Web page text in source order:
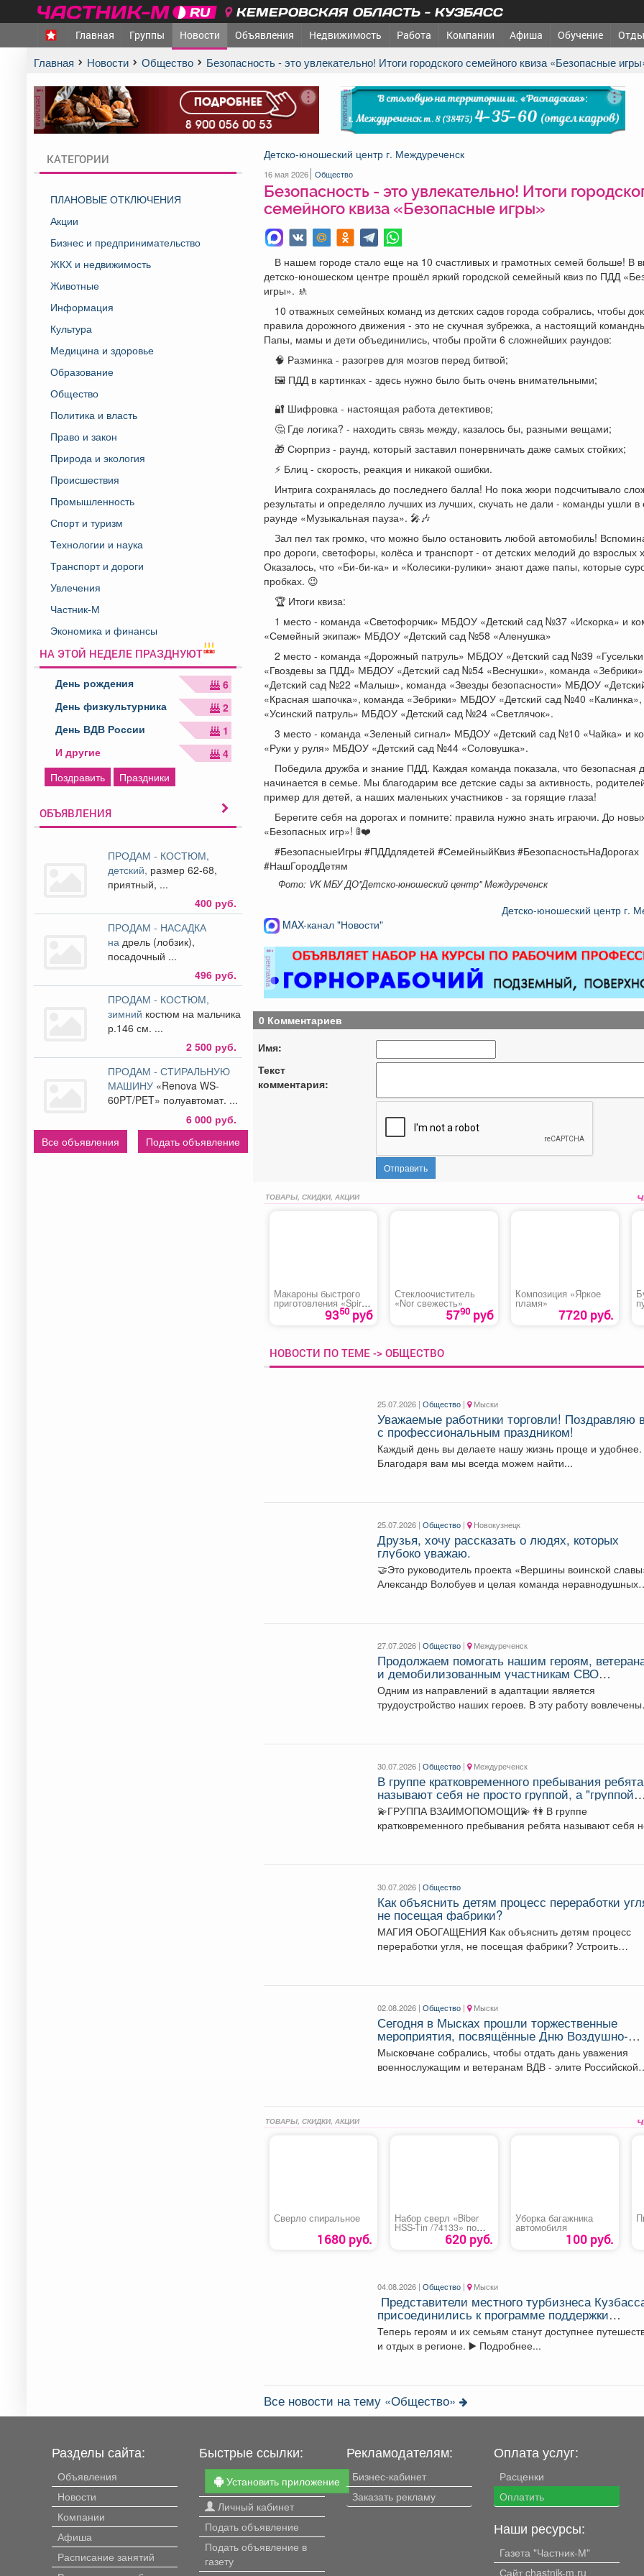
КЕМЕРОВСКАЯ ОБЛАСТЬ - КУЗБАСС
Главная Группы Новости Объявления Недвижимость Работа Компании Афиша Обучение
Главная Новости Общество Безопасность - это увлекательно! Итоги городского семейного квиза «Безопасные
реклама реклама
КАТЕГОРИИ
ПЛАНОВЫЕ ОТКЛЮЧЕНИЯ
Акции
Бизнес и предпринимательство
ЖКХ и недвижимость
Животные
Информация
Культура
Медицина и здоровье
Образование
Общество
Политика и власть
Право и закон
Природа и экология
Происшествия
Промышленность
Спорт и туризм
Технологии и наука
Транспорт и дороги
Увлечения
Частник-М
Экономика и финансы
НА ЭТОЙ НЕДЕЛЕ ПРАЗДНУЮТ
День рождения
6
День физкультурника
2
День ВДВ России
1
И другие
4
Поздравить
Праздники
ОБЪЯВЛЕНИЯ
ПРОДАМ - КОСТЮМ,
детский, размер 62-68,
приятный, ...
400 руб.
ПРОДАМ - НАСАДКА
на дрель (лобзик),
посадочный ...
496 руб.
ПРОДАМ - КОСТЮМ,
зимний костюм на мальчика
р.146 см. ...
2 500 руб.
ПРОДАМ - СТИРАЛЬНУЮ
МАШИНУ «Renova WS-
60PT/PET» полуавтомат. ...
6 000 руб.
Все объявления
Подать объявление
Детско-юношеский центр г. Междуреченск
16 мая 2026 Общество
Безопасность - это увлекательно! Итоги
семейного квиза «Безопасные игры»
В нашем городе стало еще на 10 счастливых и грамотных семей больше! В
детско-юношеском центре прошёл яркий городской семейный квиз по ПДД
игры». 🚸
10 отважных семейных команд из детских садов города собрались, чтобы
правила дорожного движения - это не скучная зубрежка, а настоящий
Папы, мамы и дети объединились, чтобы пройти 6 сложнейших раундов:
🧠 Разминка - разогрев для мозгов перед битвой;
🖼️ ПДД в картинках - здесь нужно было быть очень внимательными;
🔐 Шифровка - настоящая работа детективов;
🤔 Где логика? - находить связь между, казалось бы, разными вещами;
🎁 Сюрприз - раунд, который заставил понервничать даже самых стойких;
⚡ Блиц - скорость, реакция и никакой ошибки.
Интрига сохранялась до последнего балла! Но пока жюри подсчитывало
результаты и определяло лучших из лучших, скучать не дали - команды ушли в
раунде «Музыкальная пауза». 🎤🎶
Зал пел так громко, что можно было остановить любой автомобиль!
про дороги, светофоры, колёса и транспорт - от детских мелодий до взрослых
Оказалось, что «Би-би-ка» и «Колесики-рулики» знают даже папы, которые
пробках. 😉
🏆 Итоги квиза:
1 место - команда «Светофорчик» МБДОУ «Детский сад №37 «Искорка» и
«Семейный экипаж» МБДОУ «Детский сад №58 «Аленушка»
2 место - команда «Дорожный патруль» МБДОУ «Детский сад №39
«Гвоздевы за ПДД» МБДОУ «Детский сад №54 «Веснушки», команда
«Детский сад №22 «Малыш», команда «Звезды безопасности» МБДОУ
«Красная шапочка», команда «Зебрики» МБДОУ «Детский сад №40
«Усинский патруль» МБДОУ «Детский сад №24 «Светлячок».
3 место - команда «Зеленый сигнал» МБДОУ «Детский сад №10 «Чайка» и
«Руки у руля» МБДОУ «Детский сад №44 «Соловушка».
Победила дружба и знание ПДД. Каждая команда показала, что безопасная
начинается в семье. Мы благодарим все детские сады за активность,
пример для детей, а наших маленьких участников - за горящие глаза!
Берегите себя на дорогах и помните: правила нужно знать играючи. До
«Безопасных игр»! 🚦❤️
#БезопасныеИгры #ПДДдлядетей #СемейныйКвиз #БезопасностьНаДорогах
#НашГородДетям
Фото: VK МБУ ДО"Детско-юношеский центр" Междуреченск
Детско-юношеский центр г.
MAX-канал "Новости"
реклама
0 Комментариев
Имя:
Текст
комментария:
Отправить
ТОВАРЫ, СКИДКИ, АКЦИИ
Макароны быстрого
приготовления «Spiral
Pasta» 9350руб
Стеклоочиститель
«Nor свежесть»
5790руб
Композиция «Яркое
пламя»
7720 руб.
НОВОСТИ ПО ТЕМЕ -> ОБЩЕСТВО
25.07.2026 |Общество | Мыски
Уважаемые работники торговли! Поздравляю
с профессиональным праздником!
Каждый день вы делаете нашу жизнь проще и удобнее.
Благодаря вам мы всегда можем найти...
25.07.2026 |Общество | Новокузнецк
Друзья, хочу рассказать о людях, которых
глубоко уважаю.
🤝Это руководитель проекта «Вершины воинской
Александр Волобуев и целая команда неравнодушных
27.07.2026 |Общество | Междуреченск
Продолжаем помогать нашим героям,
и демобилизованным участникам СВО
адаптироваться к мирной жизни.
Одним из направлений в адаптации является
трудоустройство наших героев. В эту работу вовлечены
30.07.2026 |Общество | Междуреченск
В группе кратковременного пребывания ребята
называют себя не просто группой, а "группой
взаимопомощи".
💫ГРУППА ВЗАИМОПОМОЩИ💫 👫 В группе
кратковременного пребывания ребята называют себя
30.07.2026 |Общество
Как объяснить детям процесс переработки
не посещая фабрики?
МАГИЯ ОБОГАЩЕНИЯ Как объяснить детям процесс
переработки угля, не посещая фабрики? Устроить
02.08.2026 |Общество | Мыски
Сегодня в Мысках прошли торжественные
мероприятия, посвящённые Дню Воздушно-
десантных войск.
Мысковчане собрались, чтобы отдать дань уважения
военнослужащим и ветеранам ВДВ - элите Российской
ТОВАРЫ, СКИДКИ, АКЦИИ
Сверло спиральное
1680 руб.
Набор сверл «Biber
HSS-Tin /74133» по
620 руб.
Уборка багажника
автомобиля
100 руб.
04.08.2026 |Общество | Мыски
Представители местного турбизнеса
присоединились к программе поддержки
участников СВО и их близкихне.
Теперь героям и их семьям станут доступнее
и отдых в регионе. ▶️ Подробнее...
Все новости на тему «Общество»
Разделы сайта:
Объявления
Новости
Компании
Афиша
Расписание занятий
Быстрые ссылки:
Установить приложение
Личный кабинет
Подать объявление
Подать объявление в
газету
Рекламодателям:
Бизнес-кабинет
Заказать рекламу
Оплата услуг:
Расценки
Оплатить
Наши ресурсы:
Газета "Частник-М"
Сайт chastnik-m.ru